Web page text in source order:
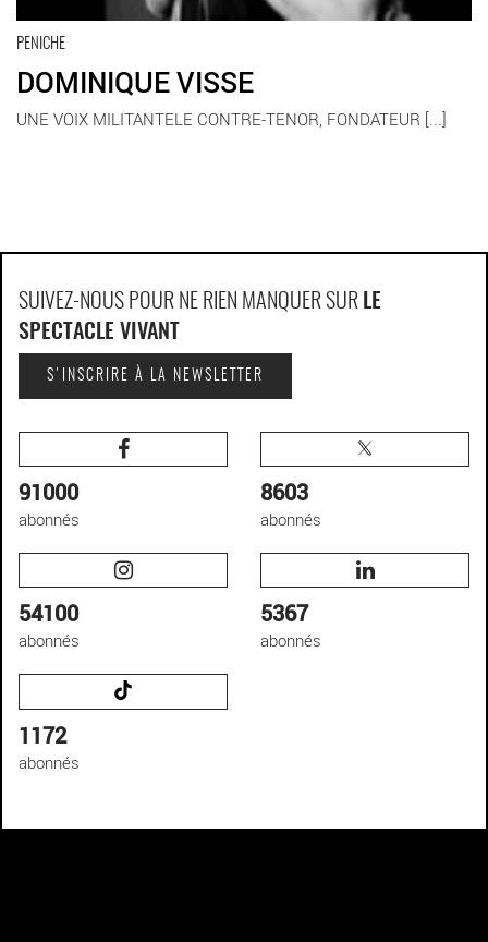
PENICHE
DOMINIQUE VISSE
UNE VOIX MILITANTELE CONTRE-TENOR, FONDATEUR [...]
SUIVEZ-NOUS POUR NE RIEN MANQUER SUR LE
SPECTACLE VIVANT
S'INSCRIRE À LA NEWSLETTER
91000
abonnés
8603
abonnés
54100
abonnés
5367
abonnés
1172
abonnés